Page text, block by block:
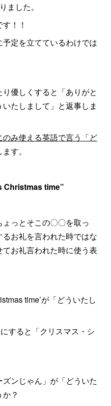
ました。
！！
定を立てているわけでは
優しくすると「ありがと
たしまして」と返事しま
のみ使える英語で言う「ど
す。
Christmas time”
ょっとそこの〇〇を取っ
お礼を言われた時ではな
お礼言われた時に使う表
time’が「どういたし
すると「クリスマス・シ
ンじゃん」が「どういた
？